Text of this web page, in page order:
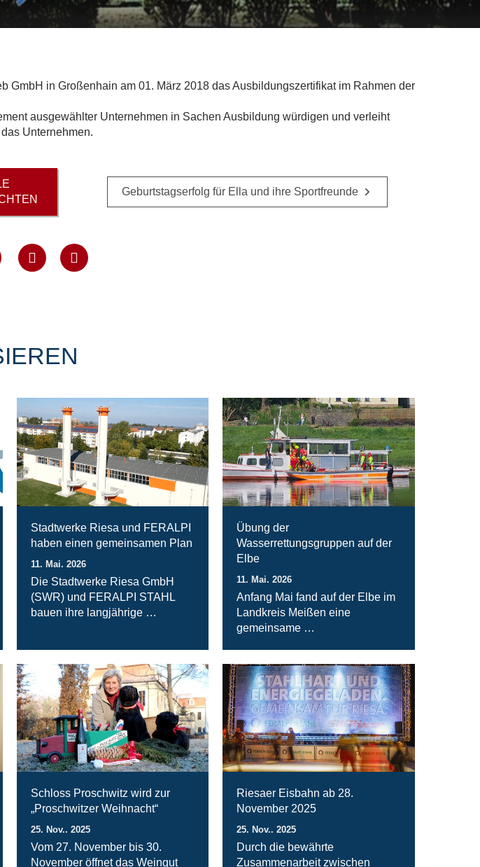
GmbH in Großenhain am 01. März 2018 das Ausbildungszertifikat im Rahmen der
ausgewählter Unternehmen in Sachen Ausbildung würdigen und verleiht
Unternehmen.
Geburtstagserfolg für Ella und ihre Sportfreunde
Stadtwerke Riesa und FERALPI
haben einen gemeinsamen Plan
11. Mai. 2026
Die Stadtwerke Riesa GmbH
(SWR) und FERALPI STAHL
bauen ihre langjährige …
Übung der
Wasserrettungsgruppen auf der
Elbe
11. Mai. 2026
Anfang Mai fand auf der Elbe im
Landkreis Meißen eine
gemeinsame …
Schloss Proschwitz wird zur
„Proschwitzer Weihnacht“
25. Nov.. 2025
Vom 27. November bis 30.
November öffnet das Weingut
Riesaer Eisbahn ab 28.
November 2025
25. Nov.. 2025
Durch die bewährte
Zusammenarbeit zwischen